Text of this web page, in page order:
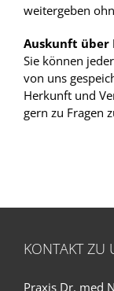
weitergeben
Auskunft über
Sie können
von uns
Herkunft und
gern zu Fragen
KONTAKT ZU
Praxis Dr. med